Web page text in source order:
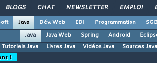
BLOGS CHAT NEWSLETTER EMPLOI
Java Dév. Web EDI Programmation
Java
Java Web Spring Android
Tutoriels Java Livres Java Vidéos Java Sources Java
!